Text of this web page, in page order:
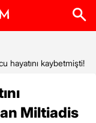
hayatını kaybetmişti!
Miltiadis